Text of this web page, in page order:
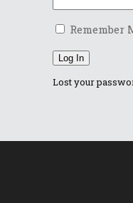
Remember
Log In
Lost your